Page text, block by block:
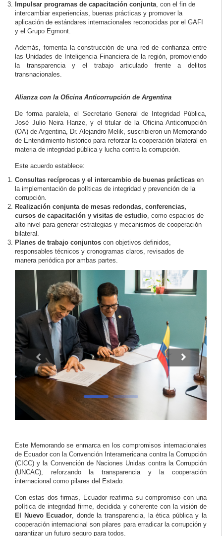
Impulsar programas de capacitación conjunta, con el fin de
intercambiar experiencias, buenas prácticas y promover la
aplicación de estándares internacionales reconocidas por el GAFI
y el Grupo Egmont.
Además, fomenta la construcción de una red de confianza entre
las Unidades de Inteligencia Financiera de la región, promoviendo
la transparencia y el trabajo articulado frente a delitos
transnacionales.
Alianza con la Oficina Anticorrupción de Argentina
De forma paralela, el Secretario General de Integridad Pública,
José Julio Neira Hanze, y el titular de la Oficina Anticorrupción
(OA) de Argentina, Dr. Alejandro Melik, suscribieron un Memorando
de Entendimiento histórico para reforzar la cooperación bilateral en
materia de integridad pública y lucha contra la corrupción.
Este acuerdo establece:
Consultas recíprocas y el intercambio de buenas prácticas en
la implementación de políticas de integridad y prevención de la
corrupción.
Realización conjunta de mesas redondas, conferencias,
cursos de capacitación y visitas de estudio, como espacios de
alto nivel para generar estrategias y mecanismos de cooperación
bilateral.
Planes de trabajo conjuntos con objetivos definidos,
responsables técnicos y cronogramas claros, revisados de
manera periódica por ambas partes.
Este Memorando se enmarca en los compromisos internacionales
de Ecuador con la Convención Interamericana contra la Corrupción
(CICC) y la Convención de Naciones Unidas contra la Corrupción
(UNCAC), reforzando la transparencia y la cooperación
internacional como pilares del Estado.
Con estas dos firmas, Ecuador reafirma su compromiso con una
política de integridad firme, decidida y coherente con la visión de
El Nuevo Ecuador, donde la transparencia, la ética pública y la
cooperación internacional son pilares para erradicar la corrupción y
garantizar un futuro seguro para todos.